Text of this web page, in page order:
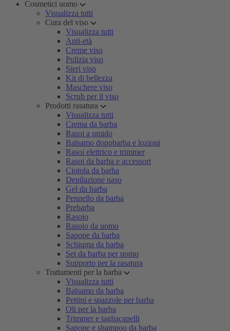
Cosmetici uomo
Visualizza tutti
Cura del viso
Visualizza tutti
Anti-età
Creme viso
Pulizia viso
Sieri viso
Kit di bellezza
Maschere viso
Scrub per il viso
Prodotti rasatura
Visualizza tutti
Crema da barba
Rasoi a umido
Balsamo dopobarba e lozioni
Rasoi elettrico e trimmer
Rasoi da barba e accessori
Ciotola da barba
Depilazione naso
Gel da barba
Pennello da barba
Prebarba
Rasoio
Rasoio da uomo
Sapone da barba
Schiuma da barba
Set da barba per uomo
Supporto per la rasatura
Trattamenti per la barba
Visualizza tutti
Balsamo da barba
Pettini e spazzole per barba
Oli per la barba
Trimmer e tagliacapelli
Sapone e shampoo da barba